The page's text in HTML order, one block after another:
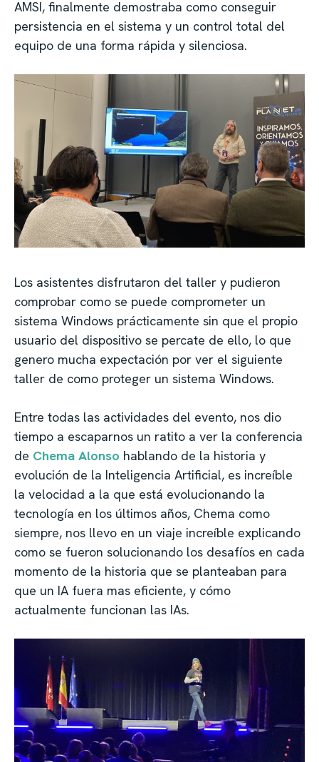
AMSI, finalmente demostraba como conseguir
persistencia en el sistema y un control total del
equipo de una forma rápida y silenciosa.
Los asistentes disfrutaron del taller y pudieron
comprobar como se puede comprometer un
sistema Windows prácticamente sin que el propio
usuario del dispositivo se percate de ello, lo que
genero mucha expectación por ver el siguiente
taller de como proteger un sistema Windows.
Entre todas las actividades del evento, nos dio
tiempo a escaparnos un ratito a ver la conferencia
de Chema Alonso hablando de la historia y
evolución de la Inteligencia Artificial, es increíble
la velocidad a la que está evolucionando la
tecnología en los últimos años, Chema como
siempre, nos llevo en un viaje increíble explicando
como se fueron solucionando los desafíos en cada
momento de la historia que se planteaban para
que un IA fuera mas eficiente, y cómo
actualmente funcionan las IAs.